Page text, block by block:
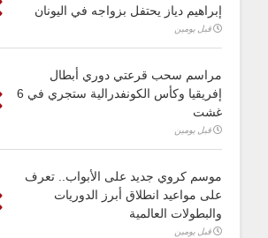
إبراهيم دياز يحتفل بزواجه في اليونان
قبل يومين
مراسم سحب قرعتي دوري أبطال
إفريقيا وكأس الكونفدرالية ستجري في 6
غشت
قبل يومين
موسم كروي جديد على الأبواب.. تعرف
على مواعيد انطلاق أبرز الدوريات
والبطولات العالمية
قبل يومين